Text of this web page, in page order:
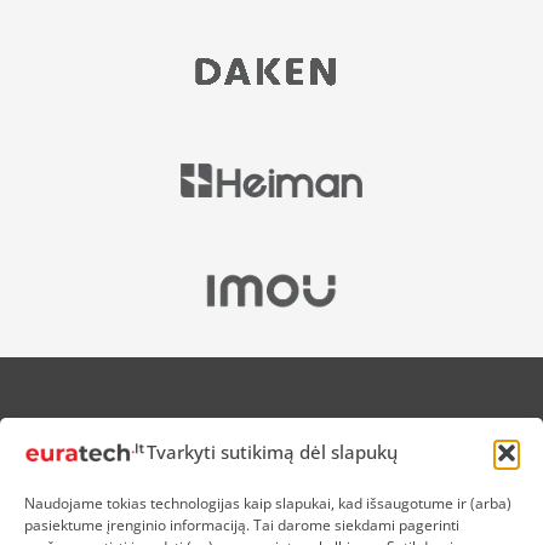
Tvarkyti sutikimą dėl slapukų
Naudojame tokias technologijas kaip slapukai, kad išsaugotume ir (arba)
pasiektume įrenginio informaciją. Tai darome siekdami pagerinti
APIE MUS
NUOLAIDOS HEROJAMS
PREKIŲ IR PINIGŲ GRĄŽINIMAS
ATSISKAITYMAS